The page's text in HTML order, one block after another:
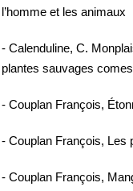
l’homme et les animaux
- Calenduline, C.
plantes sauvages
- Couplan François,
- Couplan François, Les
- Couplan François,